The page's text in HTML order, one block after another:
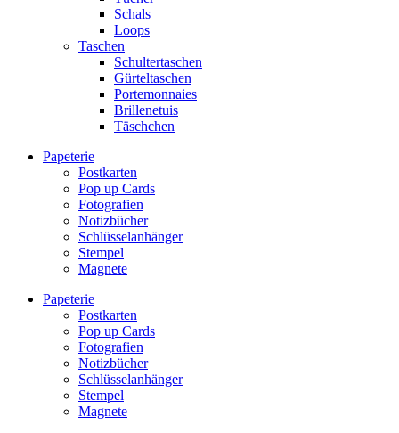
Schals
Loops
Taschen
Schultertaschen
Gürteltaschen
Portemonnaies
Brillenetuis
Täschchen
Papeterie
Postkarten
Pop up Cards
Fotografien
Notizbücher
Schlüsselanhänger
Stempel
Magnete
Papeterie
Postkarten
Pop up Cards
Fotografien
Notizbücher
Schlüsselanhänger
Stempel
Magnete